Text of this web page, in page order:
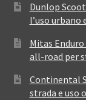
Dunlop
l’uso urbano
Mitas
all-road per
Continental
strada e uso